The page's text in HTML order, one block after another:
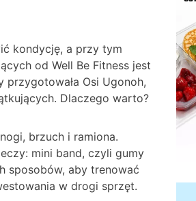
kondycję, a przy tym
od Well Be Fitness jest
Osi Ugonoh,
Dlaczego warto?
brzuch i ramiona.
mini band, czyli gumy
sposobów, aby trenować
w drogi sprzęt.